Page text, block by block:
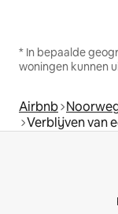
* In bepaalde
woningen kunnen
Airbnb
Verblijven van